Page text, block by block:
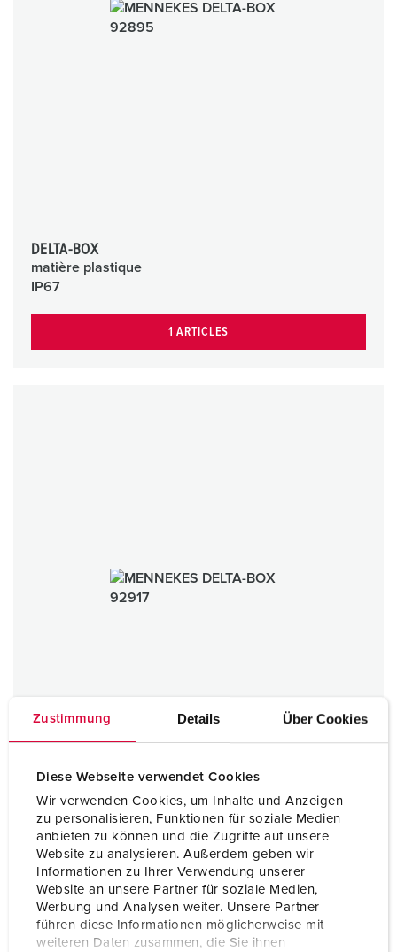
Zustimmung Details Über Cookies
Diese Webseite verwendet Cookies
Wir verwenden Cookies, um Inhalte und Anzeigen
zu personalisieren, Funktionen für soziale Medien
anbieten zu können und die Zugriffe auf unsere
Website zu analysieren. Außerdem geben wir
Informationen zu Ihrer Verwendung unserer
Website an unsere Partner für soziale Medien,
Werbung und Analysen weiter. Unsere Partner
führen diese Informationen möglicherweise mit
weiteren Daten zusammen, die Sie ihnen
DELTA-BOX
matière plastique
IP67
1 ARTICLES
DELTA-BOX
matière plastique
IP44
1 ARTICLES